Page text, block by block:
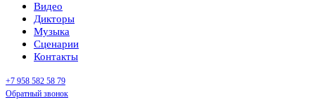
Видео
Дикторы
Музыка
Сценарии
Контакты
+7 958 582 58 79
Обратный звонок